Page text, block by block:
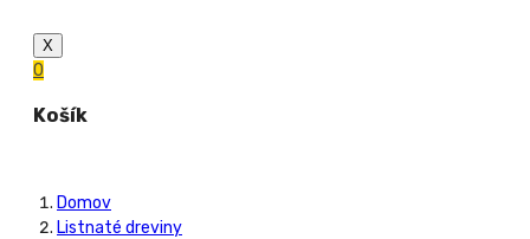
X
0
Košík
Domov
Listnaté dreviny